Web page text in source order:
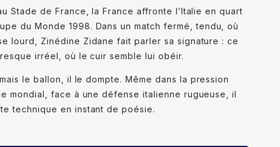
Stade de France, la France affronte l’Italie en quart
du Monde 1998. Dans un match fermé, tendu, où
lourd, Zinédine Zidane fait parler sa signature : ce
irréel, où le cuir semble lui obéir.
le ballon, il le dompte. Même dans la pression
mondial, face à une défense italienne rugueuse, il
technique en instant de poésie.